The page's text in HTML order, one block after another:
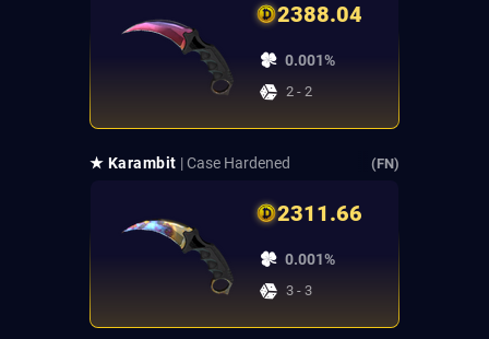
2388.04
0.001%
2 - 2
★ Karambit | Case Hardened (FN)
2311.66
0.001%
3 - 3